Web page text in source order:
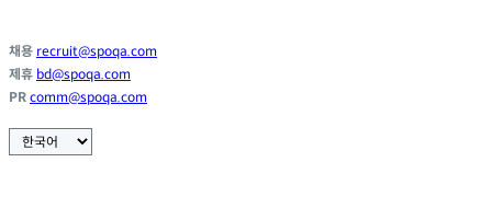
채용 recruit@spoqa.com
제휴 bd@spoqa.com
PR comm@spoqa.com
Choose
a